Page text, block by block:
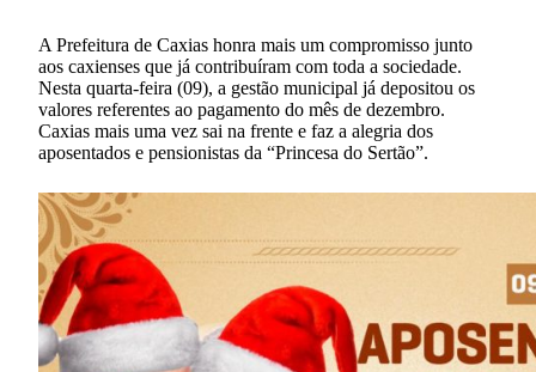
A Prefeitura de Caxias honra mais um compromisso junto
aos caxienses que já contribuíram com toda a sociedade.
Nesta quarta-feira (09), a gestão municipal já depositou os
valores referentes ao pagamento do mês de dezembro.
Caxias mais uma vez sai na frente e faz a alegria dos
aposentados e pensionistas da “Princesa do Sertão”.